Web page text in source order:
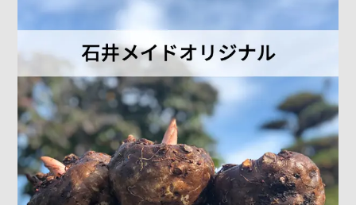
お問合せ
0278-25-3400
平日9：00～17：00
定休日：土日祝日
ONLINESHOP